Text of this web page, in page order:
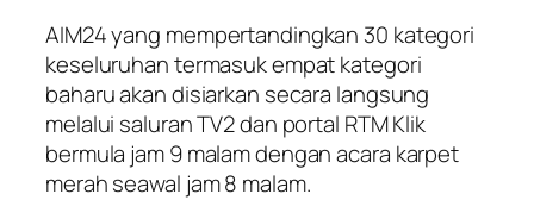
AIM24 yang mempertandingkan 30 kategori
keseluruhan termasuk empat kategori
baharu akan disiarkan secara langsung
melalui saluran TV2 dan portal RTM Klik
bermula jam 9 malam dengan acara karpet
merah seawal jam 8 malam.